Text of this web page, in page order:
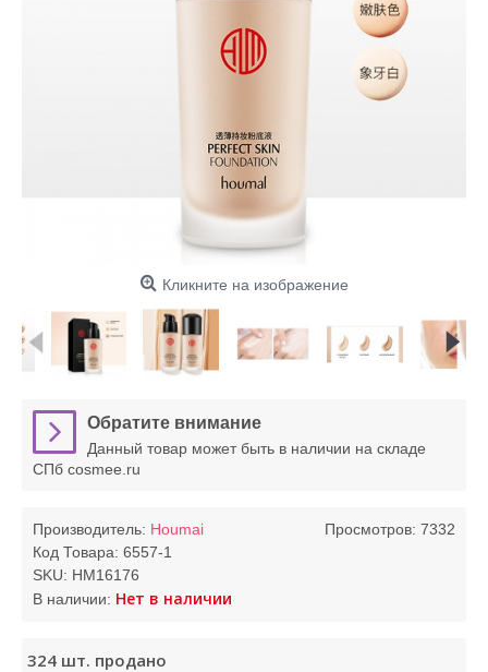
Кликните на изображение
Обратите внимание
Данный товар может быть в наличии на складе
СПб cosmee.ru
Просмотров: 7332
Производитель: Houmai
Код Товара: 6557-1
SKU: HM16176
В наличии: Нет в наличии
324 шт. продано